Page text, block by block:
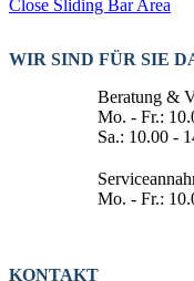
Close Sliding Bar Area
WIR SIND FÜR SIE
Beratung &
Mo. - Fr.:
Sa.: 10.00 -
Mo. - Fr.:
KONTAKT